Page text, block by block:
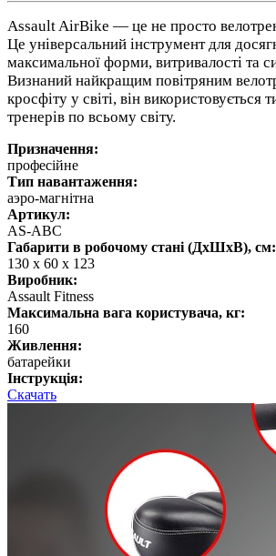
Assault AirBike — це не просто
Це універсальний інструмент для
максимальної форми, витривалості та
Визнаний найкращим повітряним
кросфіту у світі, він використовується
тренерів по всьому світу.
Призначення:
професійне
Тип навантаження:
аэро-магнітна
Артикул:
AS-ABC
Габарити в робочому стані (ДхШхВ), см:
130 х 60 х 123
Виробник:
Assault Fitness
Максимальна вага користувача, кг:
160
Живлення:
батарейки
Інструкція:
Скачать